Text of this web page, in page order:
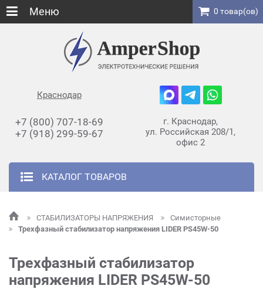
Краснодар
+7 (800) 707-18-69
+7 (918) 299-59-67
г. Краснодар,
ул. Российская 208/1,
офис 2
КАТАЛОГ ТОВАРОВ
Меню 0 товар(ов)
СТАБИЛИЗАТОРЫ НАПРЯЖЕНИЯ
Симисторные
Трехфазный стабилизатор напряжения LIDER PS45W-50
Трехфазный стабилизатор
напряжения LIDER PS45W-50